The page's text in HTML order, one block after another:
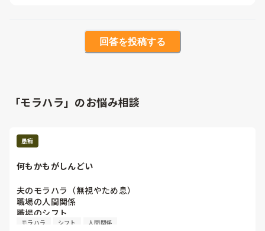
回答を投稿する
「モラハラ」のお悩み相談
愚痴
何もかもがしんどい
夫のモラハラ（無視やため息）
職場の人間関係
職場のシフト
実母
モラハラ シフト 人間関係